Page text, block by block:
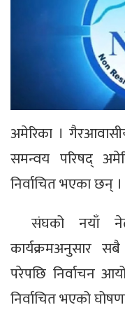
अमेरिका ।
समन्वय परिषद्
निर्वाचित भएका छन् ।
संघको नयाँ
कार्यक्रमअनुसार
परेपछि निर्वाचन
निर्वाचित भएको